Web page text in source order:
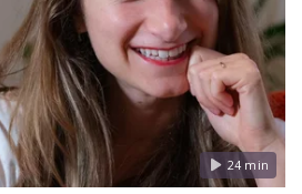
24 min